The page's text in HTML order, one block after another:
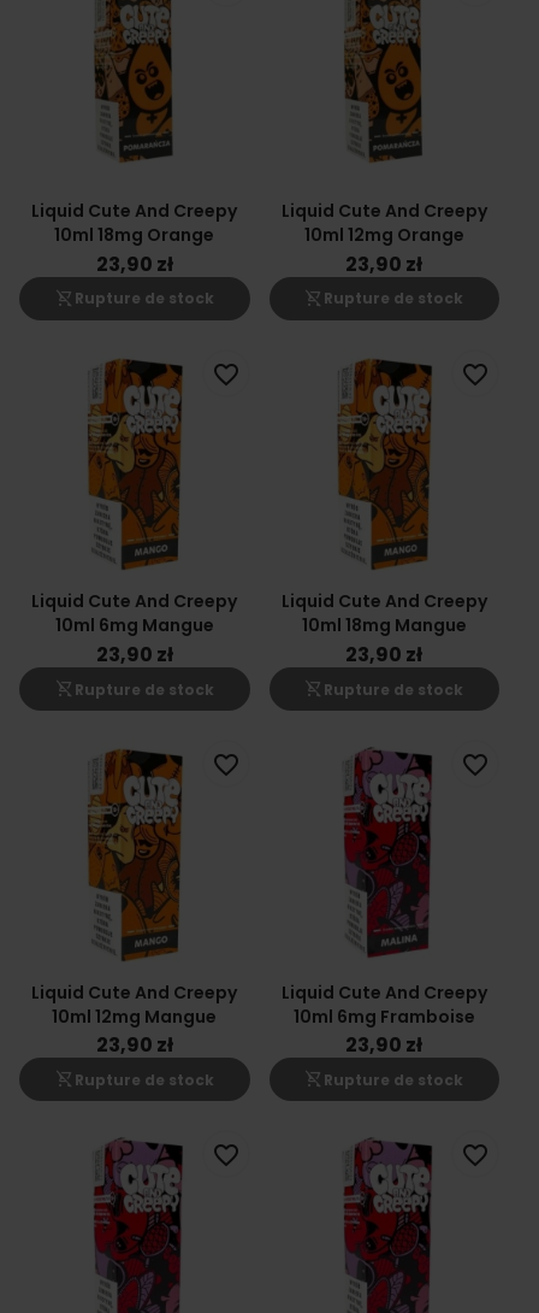
Liquid Cute And Creepy
10ml 18mg Orange
23,90 zł
shopping_cart_off Rupture de stock
Liquid Cute And Creepy
10ml 12mg Orange
23,90 zł
shopping_cart_off Rupture de stock
Liquid Cute And Creepy
10ml 6mg Mangue
23,90 zł
shopping_cart_off Rupture de stock
favorite_border
Liquid Cute And Creepy
10ml 18mg Mangue
23,90 zł
shopping_cart_off Rupture de stock
favorite_border
Liquid Cute And Creepy
10ml 12mg Mangue
23,90 zł
shopping_cart_off Rupture de stock
favorite_border
Liquid Cute And Creepy
10ml 6mg Framboise
23,90 zł
shopping_cart_off Rupture de stock
favorite_border
favorite_border favorite_border